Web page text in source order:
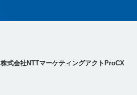
株式会社NTTマーケティングアクトProCX